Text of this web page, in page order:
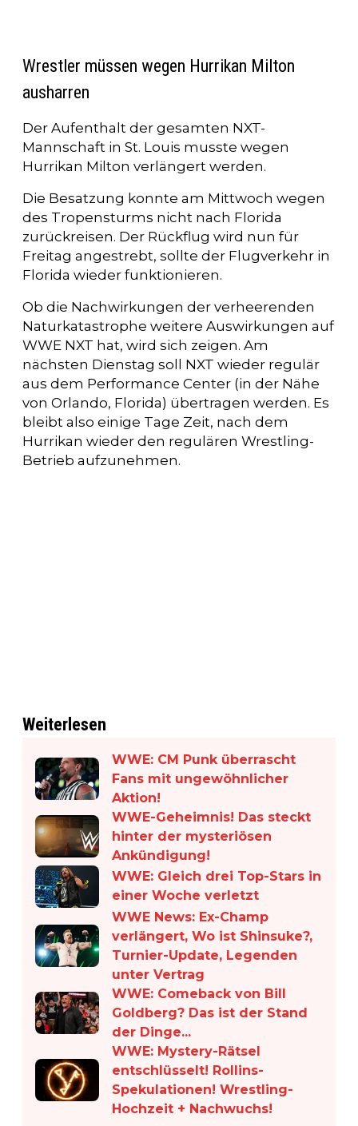
Wrestler müssen wegen Hurrikan Milton
ausharren
Der Aufenthalt der gesamten NXT-
Mannschaft in St. Louis musste wegen
Hurrikan Milton verlängert werden.
Die Besatzung konnte am Mittwoch wegen
des Tropensturms nicht nach Florida
zurückreisen. Der Rückflug wird nun für
Freitag angestrebt, sollte der Flugverkehr in
Florida wieder funktionieren.
Ob die Nachwirkungen der verheerenden
Naturkatastrophe weitere Auswirkungen auf
WWE NXT hat, wird sich zeigen. Am
nächsten Dienstag soll NXT wieder regulär
aus dem Performance Center (in der Nähe
von Orlando, Florida) übertragen werden. Es
bleibt also einige Tage Zeit, nach dem
Hurrikan wieder den regulären Wrestling-
Betrieb aufzunehmen.
Weiterlesen
WWE: CM Punk überrascht
Fans mit ungewöhnlicher
Aktion!
WWE-Geheimnis! Das steckt
hinter der mysteriösen
Ankündigung!
WWE: Gleich drei Top-Stars in
einer Woche verletzt
WWE News: Ex-Champ
verlängert, Wo ist Shinsuke?,
Turnier-Update, Legenden
unter Vertrag
WWE: Comeback von Bill
Goldberg? Das ist der Stand
der Dinge...
WWE: Mystery-Rätsel
entschlüsselt! Rollins-
Spekulationen! Wrestling-
Hochzeit + Nachwuchs!